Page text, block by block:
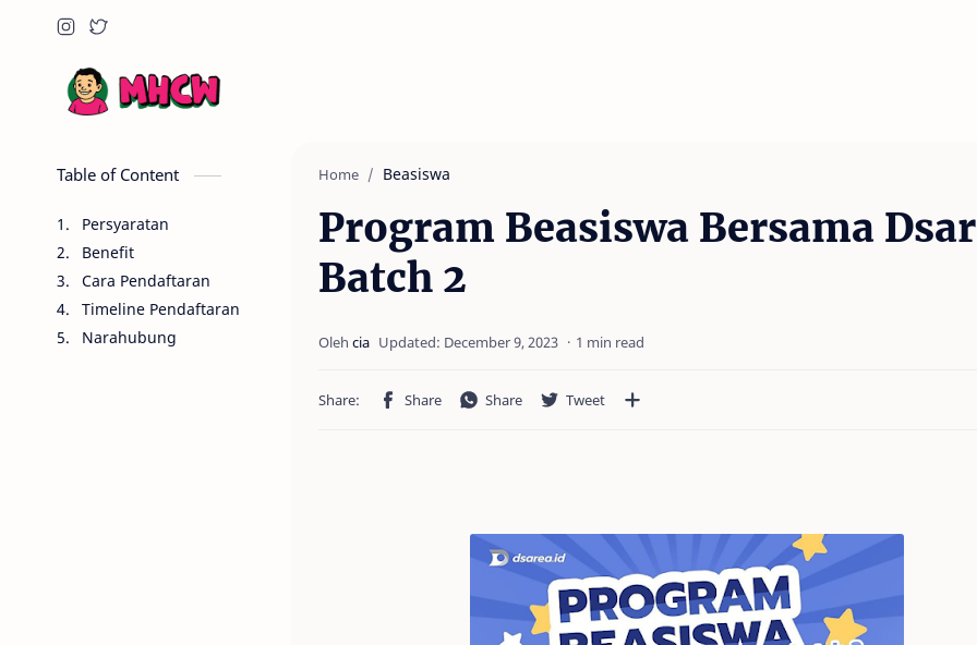
Table of Content
Persyaratan
Benefit
Cara Pendaftaran
Timeline Pendaftaran
Narahubung
Home Beasiswa
Program Beasiswa Bersama
Batch 2
1 min read